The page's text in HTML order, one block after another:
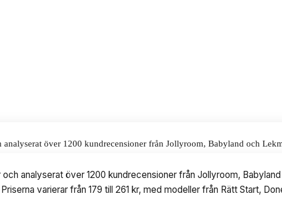
över 1200 kundrecensioner från Jollyroom, Babyland och
och analyserat över 1200 kundrecensioner från Jollyroom,
varierar från 179 till 261 kr, med modeller från Rätt Start,